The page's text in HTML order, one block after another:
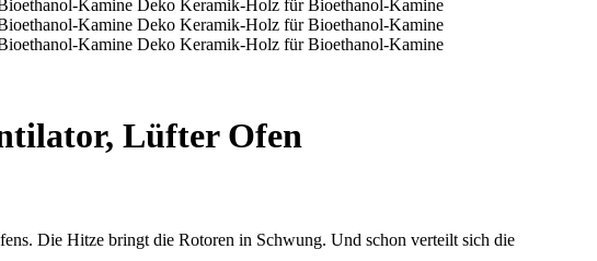
Lüfter Ofen
Die Hitze bringt die Rotoren in Schwung. Und schon verteilt sich die